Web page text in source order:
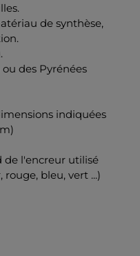
de synthèse,
des Pyrénées
indiquées
de l'encreur utilisé
bleu, vert ...)